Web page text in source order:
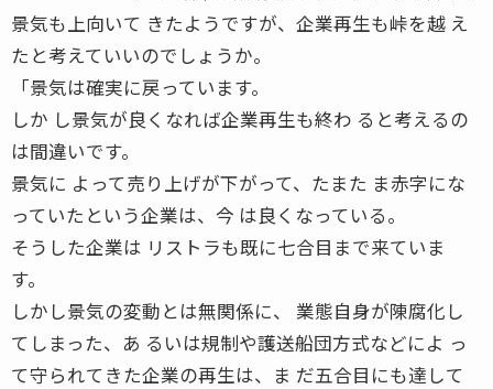
景気も上向いて きたようですが、企業再生も峠を越 え
たと考えていいのでしょうか。
「景気は確実に戻っています。
しか し景気が良くなれば企業再生も終わ ると考えるの
は間違いです。
景気に よって売り上げが下がって、たまた ま赤字にな
っていたという企業は、今 は良くなっている。
そうした企業は リストラも既に七合目まで来ていま
す。
しかし景気の変動とは無関係に、 業態自身が陳腐化し
てしまった、あ るいは規制や護送船団方式などによ っ
て守られてきた企業の再生は、ま だ五合目にも達して